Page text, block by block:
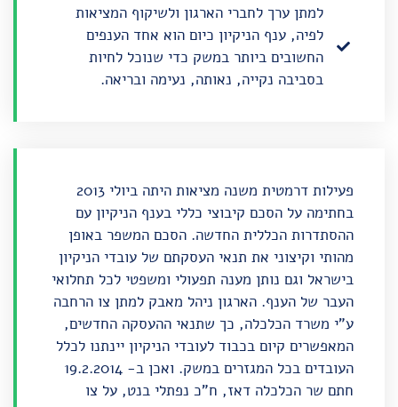
למתן ערך לחברי הארגון ולשיקוף המציאות
לפיה, ענף הניקיון כיום הוא אחד הענפים
החשובים ביותר במשק כדי שנוכל לחיות
בסביבה נקייה, נאותה, נעימה ובריאה.
פעילות דרמטית משנה מציאות היתה ביולי 2013
בחתימה על הסכם קיבוצי כללי בענף הניקיון עם
ההסתדרות הכללית החדשה. הסכם המשפר באופן
מהותי וקיצוני את תנאי העסקתם של עובדי הניקיון
בישראל וגם נותן מענה תפעולי ומשפטי לכל תחלואי
העבר של הענף. הארגון ניהל מאבק למתן צו הרחבה
ע"י משרד הכלכלה, כך שתנאי ההעסקה החדשים,
המאפשרים קיום בכבוד לעובדי הניקיון יינתנו לכלל
העובדים בכל המגזרים במשק. ואכן ב- 19.2.2014
חתם שר הכלכלה דאז, ח"כ נפתלי בנט, על צו